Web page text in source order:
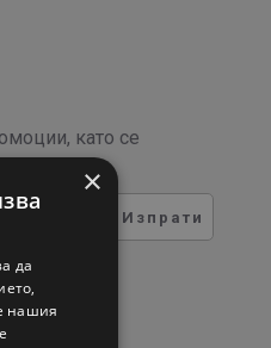
като се
Изпрати
×
да
нашия